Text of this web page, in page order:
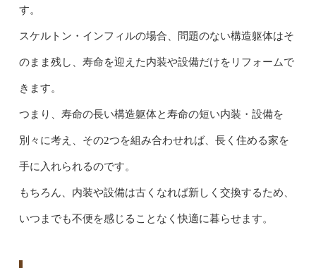
す。
スケルトン・インフィルの場合、問題のない構造躯体はそ
のまま残し、寿命を迎えた内装や設備だけをリフォームで
きます。
つまり、寿命の長い構造躯体と寿命の短い内装・設備を
別々に考え、その2つを組み合わせれば、長く住める家を
手に入れられるのです。
もちろん、内装や設備は古くなれば新しく交換するため、
いつまでも不便を感じることなく快適に暮らせます。